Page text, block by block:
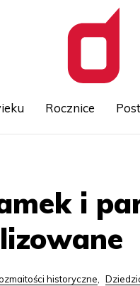
Rocznice
i
historyczne,